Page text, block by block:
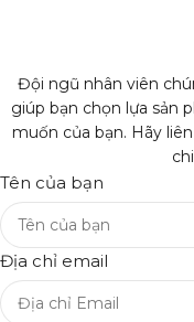
Đội ngũ nhân viên
giúp bạn chọn lựa sản
muốn của bạn. Hãy
Tên của bạn
Địa chỉ email